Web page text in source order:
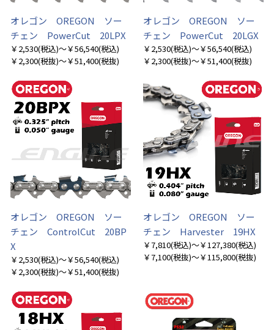
オレゴン OREGON ソー
チェン PowerCut 20LPX
￥2,530(税込)～￥56,540(税込)
￥2,300(税抜)～￥51,400(税抜)
オレゴン OREGON ソー
チェン PowerCut 20LGX
￥2,530(税込)～￥56,540(税込)
￥2,300(税抜)～￥51,400(税抜)
オレゴン OREGON ソー
チェン ControlCut 20BP
X
￥2,530(税込)～￥56,540(税込)
￥2,300(税抜)～￥51,400(税抜)
オレゴン OREGON ソー
チェン Harvester 19HX
￥7,810(税込)～￥127,380(税込)
￥7,100(税抜)～￥115,800(税抜)